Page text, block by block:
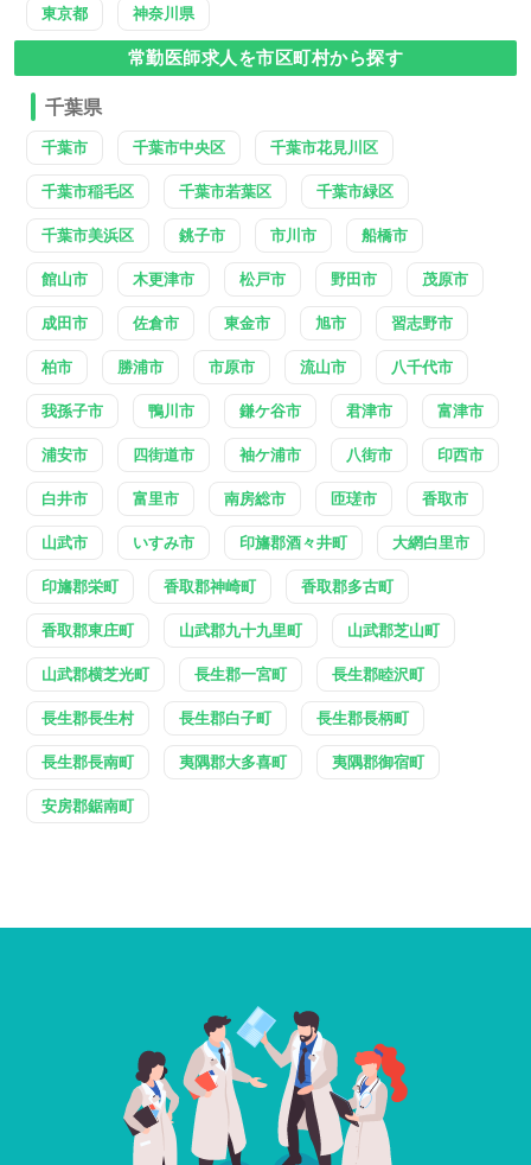
東京都 神奈川県
常勤医師求人を市区町村から探す
千葉県
千葉市 千葉市中央区 千葉市花見川区
千葉市稲毛区 千葉市若葉区 千葉市緑区
千葉市美浜区 銚子市 市川市 船橋市
館山市 木更津市 松戸市 野田市 茂原市
成田市 佐倉市 東金市 旭市 習志野市
柏市 勝浦市 市原市 流山市 八千代市
我孫子市 鴨川市 鎌ケ谷市 君津市 富津市
浦安市 四街道市 袖ケ浦市 八街市 印西市
白井市 富里市 南房総市 匝瑳市 香取市
山武市 いすみ市 印旛郡酒々井町 大網白里市
印旛郡栄町 香取郡神崎町 香取郡多古町
香取郡東庄町 山武郡九十九里町 山武郡芝山町
山武郡横芝光町 長生郡一宮町 長生郡睦沢町
長生郡長生村 長生郡白子町 長生郡長柄町
長生郡長南町 夷隅郡大多喜町 夷隅郡御宿町
安房郡鋸南町